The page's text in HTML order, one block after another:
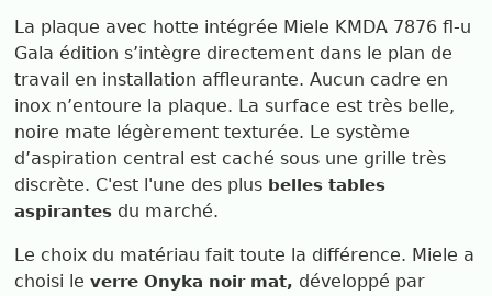
La plaque avec hotte intégrée Miele KMDA 7876 fl-u
Gala édition s’intègre directement dans le plan de
travail en installation affleurante. Aucun cadre en
inox n’entoure la plaque. La surface est très belle,
noire mate légèrement texturée. Le système
d’aspiration central est caché sous une grille très
discrète. C'est l'une des plus belles tables
aspirantes du marché.
Le choix du matériau fait toute la différence. Miele a
choisi leverre Onyka noir mat, développé par